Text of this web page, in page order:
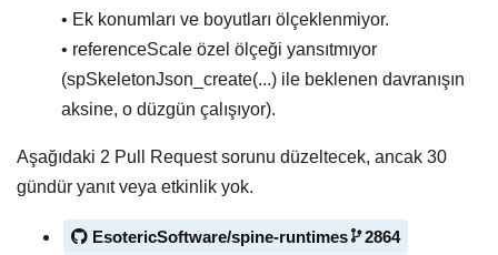
• Ek konumları ve boyutları ölçeklenmiyor.
• referenceScale özel ölçeği yansıtmıyor
(spSkeletonJson_create(...) ile beklenen davranışın
aksine, o düzgün çalışıyor).
Aşağıdaki 2 Pull Request sorunu düzeltecek, ancak 30
gündür yanıt veya etkinlik yok.
EsotericSoftware/spine-runtimes
2864